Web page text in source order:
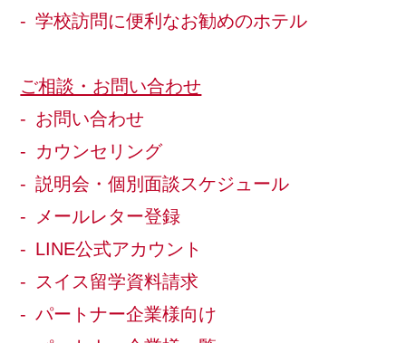
学校訪問に便利なお勧めのホテル
ご相談・お問い合わせ
お問い合わせ
カウンセリング
説明会・個別面談スケジュール
メールレター登録
LINE公式アカウント
スイス留学資料請求
パートナー企業様向け